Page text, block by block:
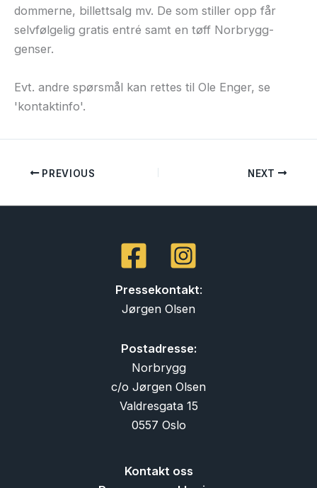
dommerne, billettsalg mv. De som stiller opp får
selvfølgelig gratis entré samt en tøff Norbrygg-
genser.
Evt. andre spørsmål kan rettes til Ole Enger, se
'kontaktinfo'.
PREVIOUS NEXT
Pressekontakt:
Jørgen Olsen
Postadresse:
Norbrygg
c/o Jørgen Olsen
Valdresgata 15
0557 Oslo
Kontakt oss